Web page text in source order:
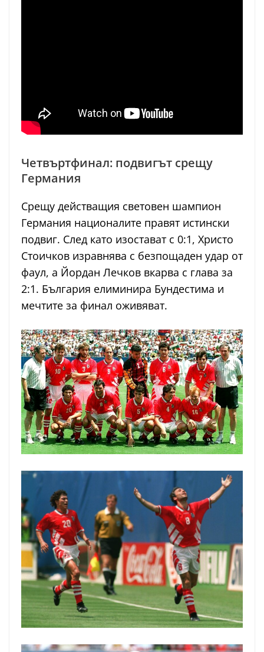
Четвъртфинал: подвигът срещу
Германия
Срещу действащия световен шампион
Германия националите правят истински
подвиг. След като изостават с 0:1, Христо
Стоичков изравнява с безпощаден удар от
фаул, а Йордан Лечков вкарва с глава за
2:1. България елиминира Бундестима и
мечтите за финал оживяват.